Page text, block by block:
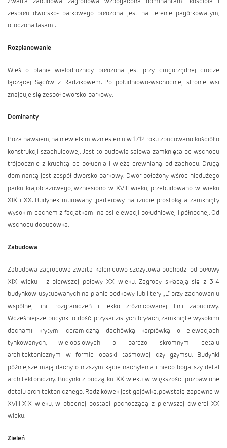
zespołu dworsko- parkowego położona jest na terenie pagórkowatym,
otoczona lasami.
Rozplanowanie
Wieś o planie wielodrożnicy położona jest przy drugorzędnej drodze
łączącej Sądów z Radzikowem. Po południowo-wschodniej stronie wsi
znajduje się zespół dworsko-parkowy.
Dominanty
Poza nawsiem, na niewielkim wzniesieniu w 1712 roku zbudowano kościół o
konstrukcji szachulcowej. Jest to budowla salowa zamknięta od wschodu
trójbocznie z kruchtą od południa i wieżą drewnianą od zachodu. Drugą
dominantą jest zespół dworsko-parkowy. Dwór położony wśród niedużego
parku krajobrazowego, wzniesiono w XVIII wieku, przebudowano w wieku
XIX i XX. Budynek murowany ,parterowy na rzucie prostokąta zamknięty
wysokim dachem z facjatkami na osi elewacji południowej i północnej. Od
wschodu dobudówka.
Zabudowa
Zabudowa zagrodowa zwarta kalenicowo-szczytowa pochodzi od połowy
XIX wieku i z pierwszej połowy XX wieku. Zagrody składają się z 3-4
budynków usytuowanych na planie podkowy lub litery „L” przy zachowaniu
wspólnej linii rozgraniczeń i lekko zróżnicowanej linii zabudowy.
Wcześniejsze budynki o dość przysadzistych bryłach, zamknięte wysokimi
dachami krytymi ceramiczną dachówką karpiówką o elewacjach
tynkowanych, wieloosiowych o bardzo skromnym detalu
architektonicznym w formie opaski taśmowej czy gzymsu. Budynki
późniejsze mają dachy o niższym kącie nachylenia i nieco bogatszy detal
architektoniczny. Budynki z początku XX wieku w większości pozbawione
detalu architektonicznego. Radzikówek jest gajówką, powstałą zapewne w
XVIII-XIX wieku, w obecnej postaci pochodzącą z pierwszej ćwierci XX
wieku.
Zieleń